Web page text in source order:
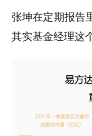
张坤在定期报告
其实基金经理这